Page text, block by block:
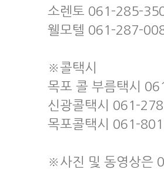
소렌토 061-285-
웰모텔 061-287-
※콜택시
목포 콜 부름택시
신광콜택시 061-
목포콜택시 061-
※사진 및 동영상은